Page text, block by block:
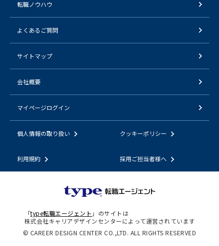
転職ノウハウ
よくあるご質問
サイトマップ
会社概要
マイページログイン
個人情報の取り扱い クッキーポリシー
利用規約 採用ご担当者様へ
「type転職エージェント 」のサイトは
株式会社キャリアデザインセンターによって運営されています
© CAREER DESIGN CENTER CO.,LTD. ALL RIGHTS RESERVED